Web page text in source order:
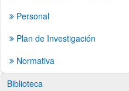
Personal
Plan de Investigación
Normativa
Biblioteca